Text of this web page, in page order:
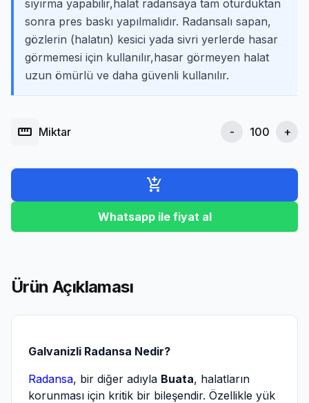
sıyırma yapabilir,halat radansaya tam oturduktan
sonra pres baskı yapılmalıdır. Radansalı sapan,
gözlerin (halatın) kesici yada sivri yerlerde hasar
görmemesi için kullanılır,hasar görmeyen halat
uzun ömürlü ve daha güvenli kullanılır.
straighten Miktar - +
add_shopping_cart
Whatsapp ile fiyat al
Ürün Açıklaması
Galvanizli Radansa Nedir?
Radansa, bir diğer adıyla Buata, halatların
korunması için kritik bir bileşendir. Özellikle yük